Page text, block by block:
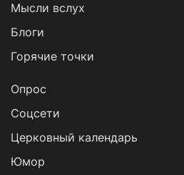
Мысли вслух
Блоги
Горячие точки
Опрос
Cоцсети
Церковный календарь
Юмор